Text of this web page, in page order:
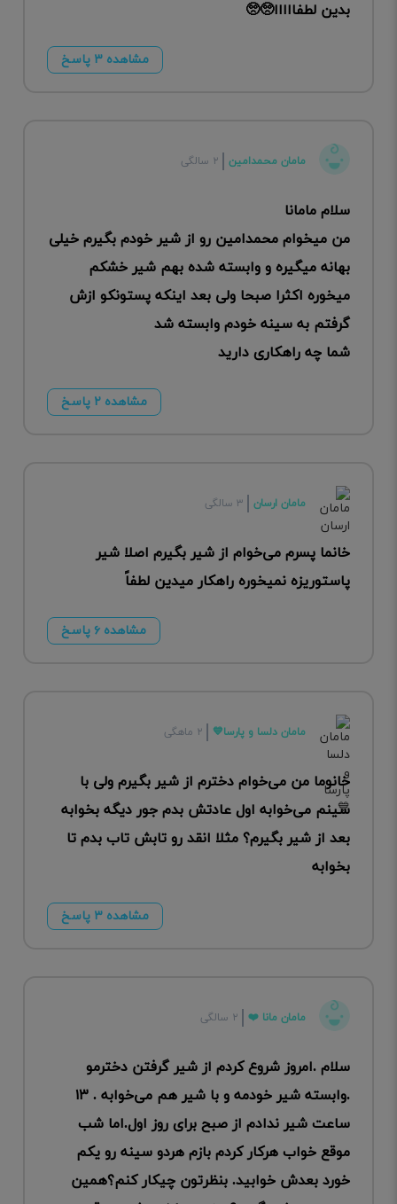
بدین لطفااااا🥺🥺
مشاهده ۳ پاسخ
مامان محمدامین ۲ سالگی
سلام مامانا
من میخوام محمدامین رو از شیر خودم بگیرم خیلی
بهانه میگیره و وابسته شده بهم شیر خشکم
میخوره اکثرا صبحا ولی بعد اینکه پستونکو ازش
گرفتم به سینه خودم وابسته شد
شما چه راهکاری دارید
مشاهده ۲ پاسخ
مامان ارسان ۳ سالگی
خانما پسرم می‌خوام از شیر بگیرم اصلا شیر
پاستوریزه نمیخوره راهکار میدین لطفاً
مشاهده ۶ پاسخ
مامان دلسا و پارسا💙 ۲ ماهگی
خانوما من می‌خوام دخترم از شیر بگیرم ولی با
سینم می‌خوابه اول عادتش بدم جور دیگه بخوابه
بعد از شیر بگیرم؟ مثلا انقد رو تابش تاب بدم تا
بخوابه
مشاهده ۳ پاسخ
مامان مانا ❤️ ۲ سالگی
سلام .امروز شروع کردم از شیر گرفتن دخترمو
.وابسته شیر خودمه و با شیر هم می‌خوابه . ۱۳
ساعت شیر ندادم از صبح برای روز اول.اما شب
موقع خواب هرکار کردم بازم هردو سینه رو یکم
خورد بعدش خوابید. بنظرتون چیکار کنم؟همین